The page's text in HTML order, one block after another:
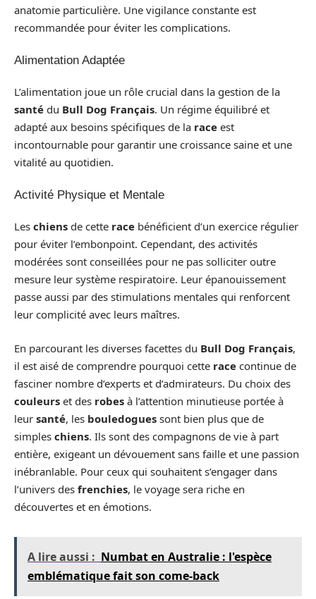
anatomie particulière. Une vigilance constante est
recommandée pour éviter les complications.
Alimentation Adaptée
L’alimentation joue un rôle crucial dans la gestion de la
santé du Bull Dog Français. Un régime équilibré et
adapté aux besoins spécifiques de la race est
incontournable pour garantir une croissance saine et une
vitalité au quotidien.
Activité Physique et Mentale
Les chiens de cette race bénéficient d’un exercice régulier
pour éviter l’embonpoint. Cependant, des activités
modérées sont conseillées pour ne pas solliciter outre
mesure leur système respiratoire. Leur épanouissement
passe aussi par des stimulations mentales qui renforcent
leur complicité avec leurs maîtres.
En parcourant les diverses facettes du Bull Dog Français,
il est aisé de comprendre pourquoi cette race continue de
fasciner nombre d’experts et d’admirateurs. Du choix des
couleurs et des robes à l’attention minutieuse portée à
leur santé, les bouledogues sont bien plus que de
simples chiens. Ils sont des compagnons de vie à part
entière, exigeant un dévouement sans faille et une passion
inébranlable. Pour ceux qui souhaitent s’engager dans
l’univers des frenchies, le voyage sera riche en
découvertes et en émotions.
A lire aussi : Numbat en Australie : l'espèce
emblématique fait son come-back